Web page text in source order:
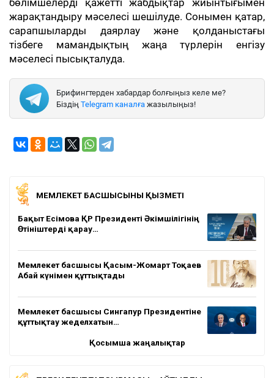
бөлімшелерді қажетті жабдықтар жиынтығымен
жарақтандыру мәселесі шешілуде. Сонымен қатар,
сарапшыларды даярлау және қолданыстағы
тізбеге мамандықтың жаңа түрлерін енгізу
мәселесі пысықталуда.
Брифингтерден хабардар болғыңыз келе ме?
Біздің Telegram каналға жазылыңыз!
МЕМЛЕКЕТ БАСШЫСЫНЫҢ ҚЫЗМЕТІ
Бақыт Есімова ҚР Президенті Әкімшілігінің
Өтініштерді қарау…
Мемлекет басшысы Қасым-Жомарт Тоқаев
Абай күнімен құттықтады
Мемлекет басшысы Сингапур Президентіне
құттықтау жеделхатын…
Қосымша жаңалықтар